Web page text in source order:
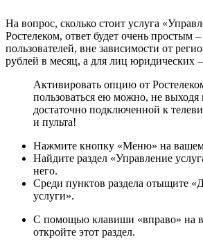
На вопрос, сколько стоит услуга
Ростелеком, ответ будет очень простым
пользователей, вне зависимости от
рублей в месяц, а для лиц юридических
Активировать опцию от
пользоваться ею можно, не выходя
достаточно подключенной к
и пульта!
Нажмите кнопку «Меню» на
Найдите раздел «Управление
него.
Среди пунктов раздела отыщите
услуги».
С помощью клавиши «вправо» на
откройте этот раздел.